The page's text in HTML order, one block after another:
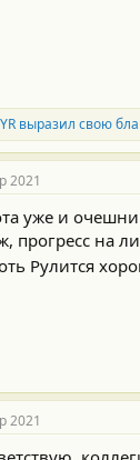
выразил свою
2021
уже и
прогресс на
Рулится
2021